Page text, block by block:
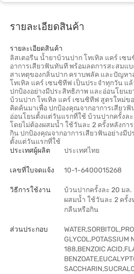
รายละเอียดสินค้า
รายละเอียดสินค้า
ลิสเตอรีน น้ำยาบ้วนปาก โทเทิล แคร์ เซ
อาการเสียวฟันทันที พร้อมลดการสะสมแบ
สาเหตุของกลิ่นปาก คราบพลัค และปัญหา
โทเทิล แคร์ เซนซิทีฟ เป็นประจำทุกวัน แ
ปกป้องอย่างมีประสิทธิภาพ และอ่อนโยน
บ้วนปาก โทเทิล แคร์ เซนซิทีฟ สูตรใหม่ข
คิดค้นมาเพื่อ ปกป้องคุณจากอาการเสียว
อ่อนโยนตั้งแต่วันแรกที่ใช้ บ้วนปากครั้งล
โดยไม่ต้องผสมน้ำ ใช้วันละ 2 ครั้งหลังก
กิน ปกป้องคุณจากอาการเสียวฟันอย่างมี
ตั้งแต่วันแรกที่ใช้
ประเทศผู้ผลิต
ประเทศไทย
เลขที่ใบจดแจ้ง 10-1-6400015268
วิธีการใช้งาน
บ้วนปากครั้งละ 20 มล
ผสมน้ำ ใช้วันละ 2 ครั้
กลืนหรือกิน
ส่วนประกอบ
GLYCOL,POTASSIUM
188,BENZOIC